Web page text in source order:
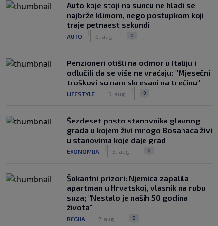
Auto koje stoji na suncu ne hladi se
najbrže klimom, nego postupkom koji
traje petnaest sekundi
AUTO 6. aug. 0
Penzioneri otišli na odmor u Italiju i
odlučili da se više ne vraćaju: "Mjesečni
troškovi su nam skresani na trećinu"
LIFESTYLE 5. aug. 0
Šezdeset posto stanovnika glavnog
grada u kojem živi mnogo Bosanaca živi
u stanovima koje daje grad
EKONOMIJA 5. aug. 0
Šokantni prizori: Njemica zapalila
apartman u Hrvatskoj, vlasnik na rubu
suza; "Nestalo je naših 50 godina
života"
REGIJA 7. aug. 0